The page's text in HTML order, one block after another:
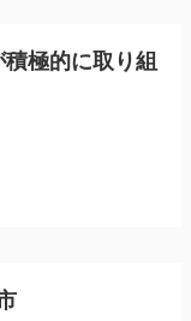
極的に取り組